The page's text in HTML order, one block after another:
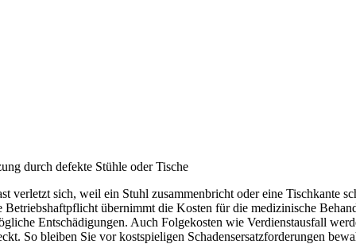
durch defekte Stühle oder Tische
verletzt sich, weil ein Stuhl zusammenbricht oder eine Tischkante
Betriebshaftpflicht übernimmt die Kosten für die medizinische
Entschädigungen. Auch Folgekosten wie Verdienstausfall
So bleiben Sie vor kostspieligen Schadensersatzforderungen